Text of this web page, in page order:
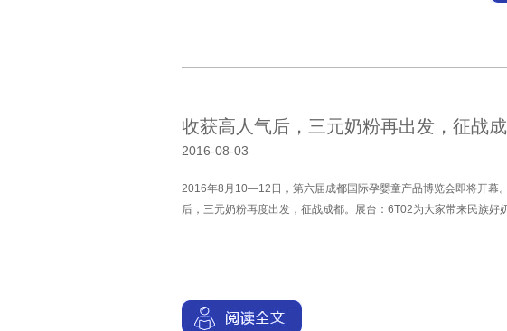
收获高人气后，三元奶粉再出发，征战成
2016-08-03
2016年8月10—12日，第六届成都国际孕婴童产品博览会即将开幕
后，三元奶粉再度出发，征战成都。展台：6T02为大家带来民族好奶